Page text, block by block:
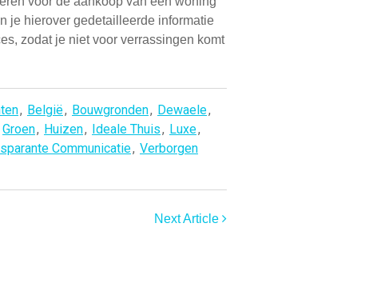
je hierover gedetailleerde informatie
zodat je niet voor verrassingen komt
, België, Bouwgronden, Dewaele,
Groen, Huizen, Ideale Thuis, Luxe,
Communicatie, Verborgen
Next Article